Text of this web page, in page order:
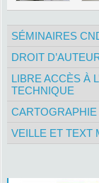
SÉMINAIRES
DROIT
LIBRE ACCÈS À
TECHNIQUE
VEILLE ET TEXT